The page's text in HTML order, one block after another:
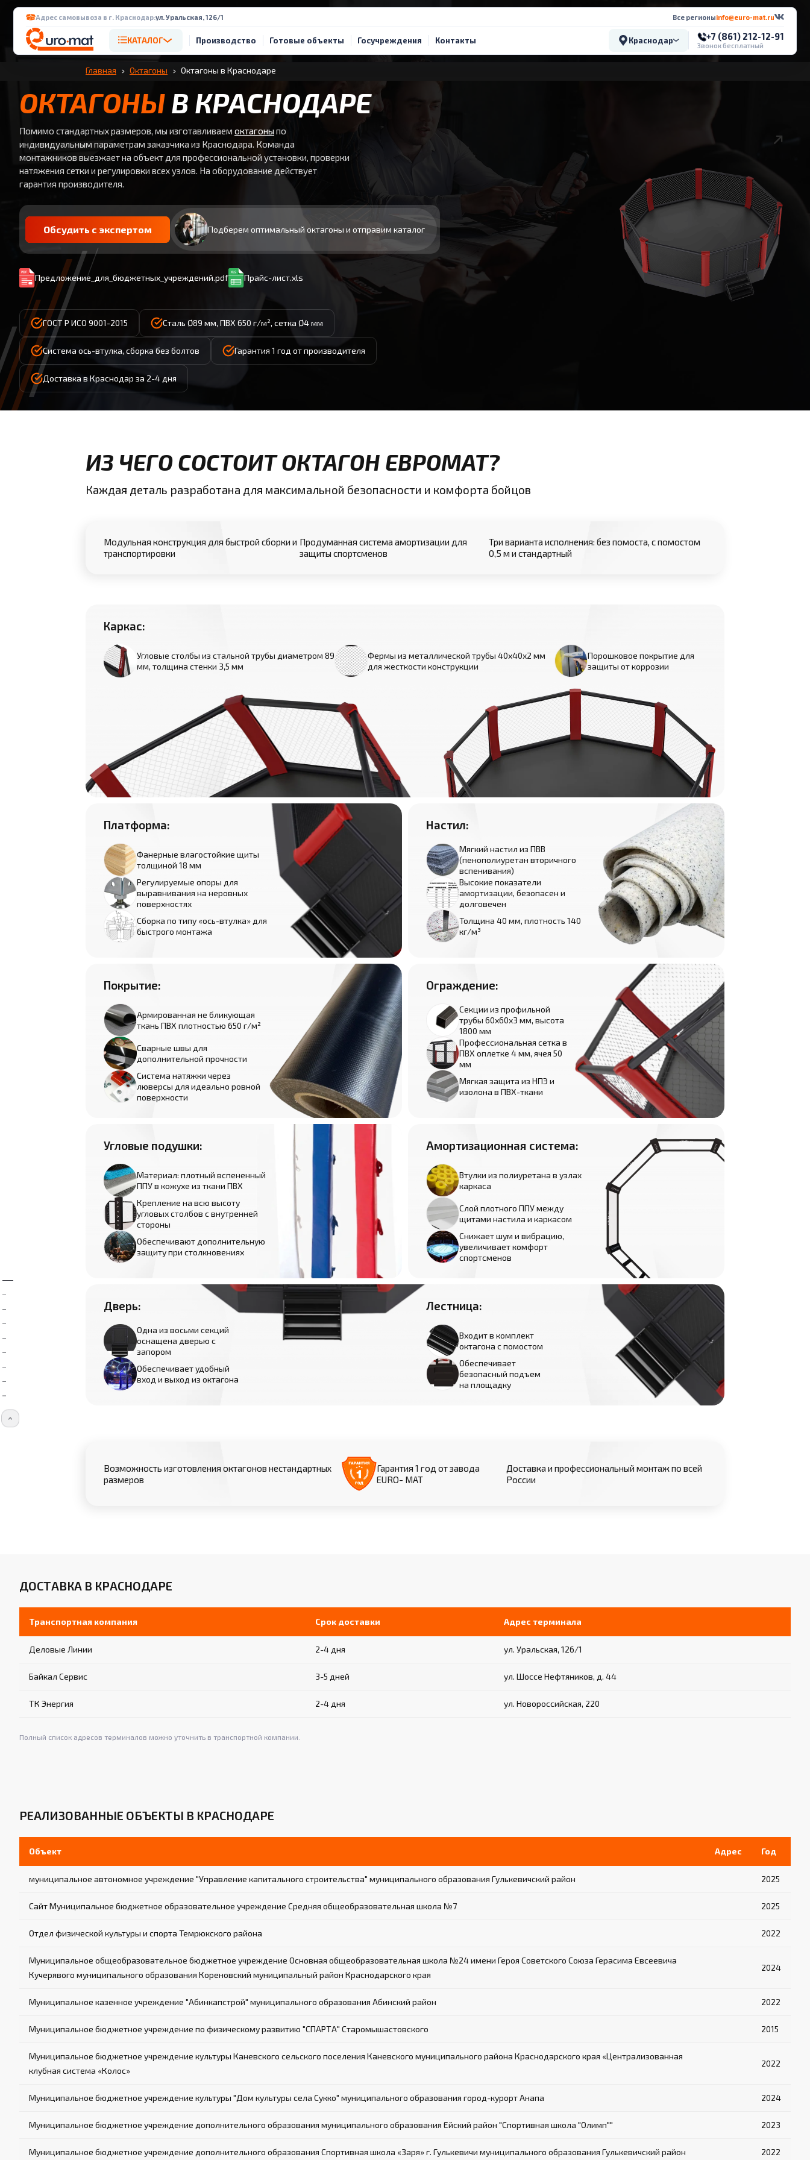
Адрес самовывоза в г. Краснодар:ул. Уральская, 126/1 Все регионыinfo@euro-mat.ru
КАТАЛОГ Производство Готовые объекты Госучреждения Контакты Краснодар +7 (861) 212-12-91
Звонок бесплатный
Главная Октагоны Октагоны в Краснодаре
ОКТАГОНЫ В КРАСНОДАРЕ
Помимо стандартных размеров, мы изготавливаем октагоны по
индивидуальным параметрам заказчика из Краснодара. Команда
монтажников выезжает на объект для профессиональной установки, проверки
натяжения сетки и регулировки всех узлов. На оборудование действует
гарантия производителя.
Обсудить с экспертом Подберем оптимальный октагоны и отправим каталог
Предложение_для_бюджетных_учреждений.pdf Прайс-лист.xls
ГОСТ Р ИСО 9001-2015 Сталь Ø89 мм, ПВХ 650 г/м², сетка Ø4 мм
Система ось-втулка, сборка без болтов Гарантия 1 год от производителя
Доставка в Краснодар за 2-4 дня
ИЗ ЧЕГО СОСТОИТ ОКТАГОН ЕВРОМАТ?
Каждая деталь разработана для максимальной безопасности и комфорта бойцов
Модульная конструкция для быстрой сборки и
транспортировки
Продуманная система амортизации для
защиты спортсменов
Три варианта исполнения: без помоста, с помостом
0,5 м и стандартный
Каркас:
Угловые столбы из стальной трубы диаметром 89
мм, толщина стенки 3,5 мм
Фермы из металлической трубы 40х40х2 мм
для жесткости конструкции
Порошковое покрытие для
защиты от коррозии
Платформа:
Фанерные влагостойкие щиты
толщиной 18 мм
Регулируемые опоры для
выравнивания на неровных
поверхностях
Сборка по типу «ось-втулка» для
быстрого монтажа
Настил:
Мягкий настил из ПВВ
(пенополиуретан вторичного
вспенивания)
Высокие показатели
амортизации, безопасен и
долговечен
Толщина 40 мм, плотность 140
кг/м³
Покрытие:
Армированная не бликующая
ткань ПВХ плотностью 650 г/м²
Сварные швы для
дополнительной прочности
Система натяжки через
люверсы для идеально ровной
поверхности
Ограждение:
Секции из профильной
трубы 60х60х3 мм, высота
1800 мм
Профессиональная сетка в
ПВХ оплетке 4 мм, ячея 50
мм
Мягкая защита из НПЭ и
изолона в ПВХ-ткани
Угловые подушки:
Материал: плотный вспененный
ППУ в кожухе из ткани ПВХ
Крепление на всю высоту
угловых столбов с внутренней
стороны
Обеспечивают дополнительную
защиту при столкновениях
Амортизационная система:
Втулки из полиуретана в узлах
каркаса
Слой плотного ППУ между
щитами настила и каркасом
Снижает шум и вибрацию,
увеличивает комфорт
спортсменов
Дверь:
Одна из восьми секций
оснащена дверью с
запором
Обеспечивает удобный
вход и выход из октагона
Лестница:
Входит в комплект
октагона с помостом
Обеспечивает
безопасный подъем
на площадку
Возможность изготовления октагонов нестандартных
размеров
Гарантия 1 год от завода
EURO- МАТ
Доставка и профессиональный монтаж по всей
России
ДОСТАВКА В КРАСНОДАРЕ
Транспортная компания Срок доставки Адрес терминала
Деловые Линии 2-4 дня ул. Уральская, 126/1
Байкал Сервис 3-5 дней ул. Шоссе Нефтяников, д. 44
ТК Энергия 2-4 дня ул. Новороссийская, 220
Полный список адресов терминалов можно уточнить в транспортной компании.
РЕАЛИЗОВАННЫЕ ОБЪЕКТЫ В КРАСНОДАРЕ
Объект Адрес Год
муниципальное автономное учреждение "Управление капитального строительства" муниципального образования Гулькевичский район 2025
Сайт Муниципальное бюджетное образовательное учреждение Средняя общеобразовательная школа №7 2025
Отдел физической культуры и спорта Темрюкского района 2022
Муниципальное общеобразовательное бюджетное учреждение Основная общеобразовательная школа №24 имени Героя Советского Союза Герасима Евсеевича
Кучерявого муниципального образования Кореновский муниципальный район Краснодарского края
2024
Муниципальное казенное учреждение "Абинкапстрой" муниципального образования Абинский район 2022
Муниципальное бюджетное учреждение по физическому развитию "СПАРТА" Старомышастовского 2015
Муниципальное бюджетное учреждение культуры Каневского сельского поселения Каневского муниципального района Краснодарского края «Централизованная
клубная система «Колос»
2022
Муниципальное бюджетное учреждение культуры "Дом культуры села Сукко" муниципального образования город-курорт Анапа 2024
Муниципальное бюджетное учреждение дополнительного образования муниципального образования Ейский район "Спортивная школа "Олимп"" 2023
Муниципальное бюджетное учреждение дополнительного образования Спортивная школа «Заря» г. Гулькевичи муниципального образования Гулькевичский район 2022